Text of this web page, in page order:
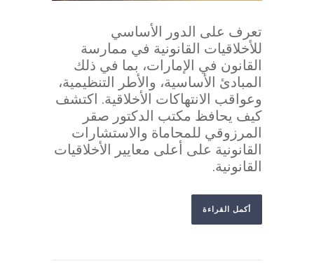
تعرف على الدور الأساسي
للأخلاقيات القانونية في ممارسة
القانون في الإمارات، بما في ذلك
المبادئ الأساسية، والأطر التنظيمية،
وعواقب الانتهاكات الأخلاقية. اكتشف
كيف يحافظ مكتب الدكتور صقر
المرزوقي للمحاماة والاستشارات
القانونية على أعلى معايير الأخلاقيات
القانونية.
أكمل القراءة